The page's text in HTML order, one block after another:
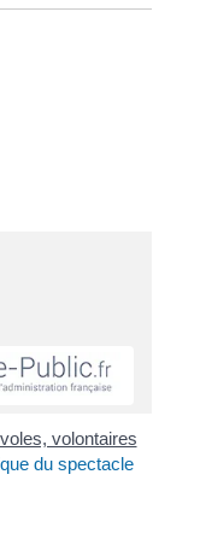
volontaires
du spectacle